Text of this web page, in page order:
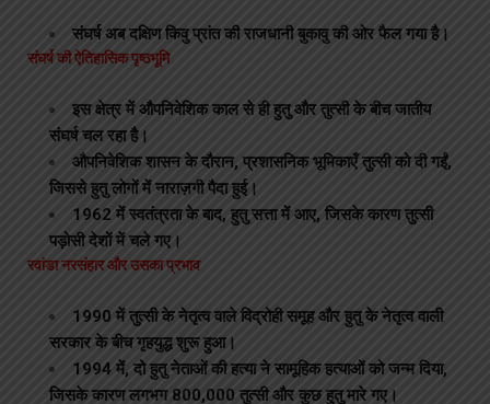
संघर्ष अब दक्षिण किवु प्रांत की राजधानी बुकावु की ओर फैल गया है।
संघर्ष की ऐतिहासिक पृष्ठभूमि
इस क्षेत्र में औपनिवेशिक काल से ही हुतु और तुत्सी के बीच जातीय
संघर्ष चल रहा है।
औपनिवेशिक शासन के दौरान, प्रशासनिक भूमिकाएँ तुत्सी को दी गईं,
जिससे हुतु लोगों में नाराज़गी पैदा हुई।
1962 में स्वतंत्रता के बाद, हुतु सत्ता में आए, जिसके कारण तुत्सी
पड़ोसी देशों में चले गए।
रवांडा नरसंहार और उसका प्रभाव
1990 में तुत्सी के नेतृत्व वाले विद्रोही समूह और हुतु के नेतृत्व वाली
सरकार के बीच गृहयुद्ध शुरू हुआ।
1994 में, दो हुतु नेताओं की हत्या ने सामूहिक हत्याओं को जन्म दिया,
जिसके कारण लगभग 800,000 तुत्सी और कुछ हुतु मारे गए।